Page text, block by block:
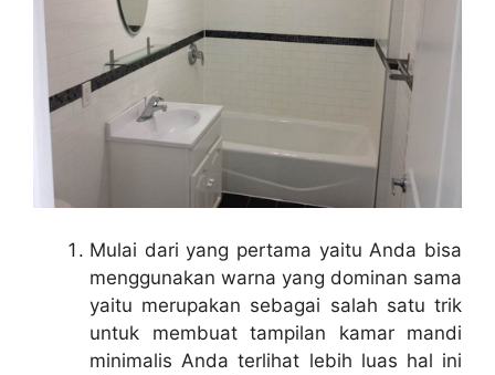
Mulai dari yang pertama yaitu Anda bisa
menggunakan warna yang dominan sama
yaitu merupakan sebagai salah satu trik
untuk membuat tampilan kamar mandi
minimalis Anda terlihat lebih luas hal ini